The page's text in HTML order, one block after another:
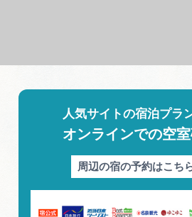
人気サイトの宿泊プラ
オンラインでの空
周辺の宿の予約はこち